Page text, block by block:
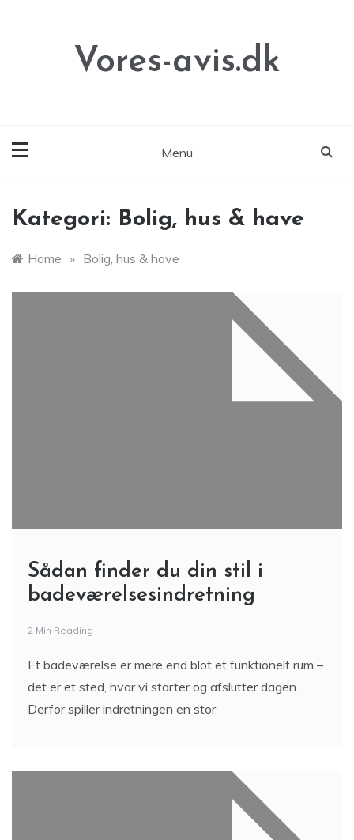
Vores-avis.dk
Menu
Kategori: Bolig, hus & have
Home » Bolig, hus & have
Sådan finder du din stil i
badeværelsesindretning
2 Min Reading
Et badeværelse er mere end blot et funktionelt rum –
det er et sted, hvor vi starter og afslutter dagen.
Derfor spiller indretningen en stor